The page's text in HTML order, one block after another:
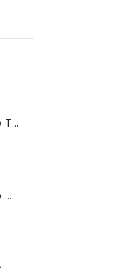
Unidad Estado Solido TeamGroup 512GB MS30
Unidad Estado Solido Western Digital Green SN350 2TB